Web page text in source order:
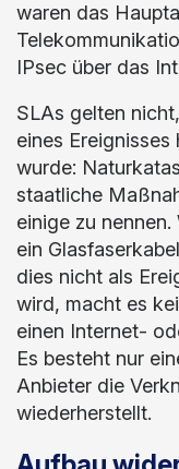
waren das
IPsec über das
SLAs gelten
eines
wurde:
staatliche
einige zu
ein
dies nicht als
wird, macht es
einen Internet-
Es besteht nur
Anbieter die
wiederherstellt.